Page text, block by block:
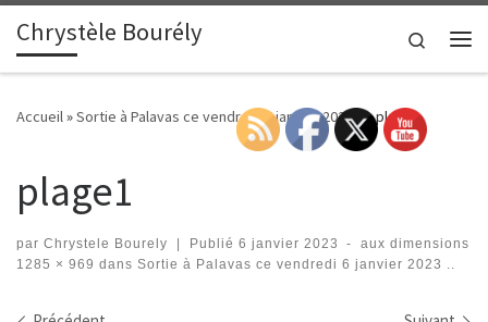
Passer au contenu
Chrystèle Bourély
Search
Accueil»Sortie à Palavas ce vendredi 6 janvier 2023 ..»plage1
plage1
par Chrystele Bourely | Publié 6 janvier 2023 -
aux dimensions
1285 × 969 dans Sortie à Palavas ce vendredi 6 janvier 2023 ..